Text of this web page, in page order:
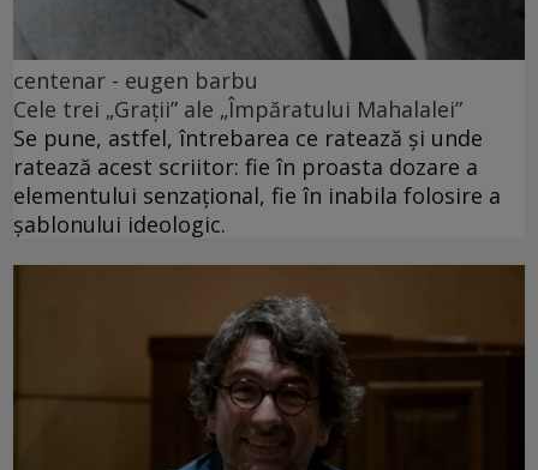
centenar - eugen barbu
Cele trei „Grații” ale „Împăratului Mahalalei”
Se pune, astfel, întrebarea ce ratează și unde
ratează acest scriitor: fie în proasta dozare a
elementului senzațional, fie în inabila folosire a
șablonului ideologic.